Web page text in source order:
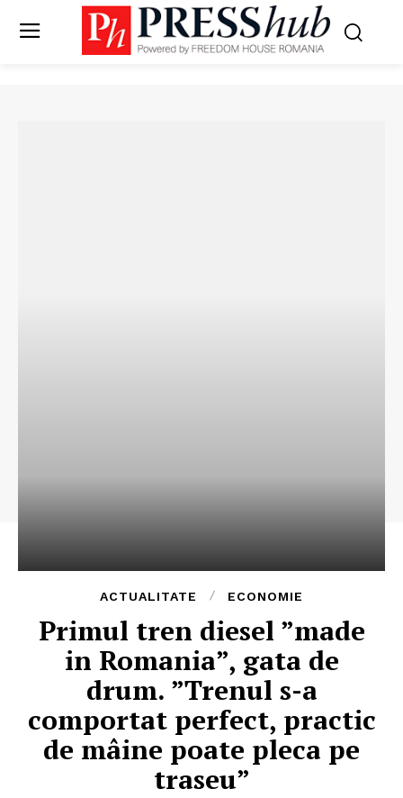
ACTUALITATE ECONOMIE
Primul tren diesel ”made
in Romania”, gata de
drum. ”Trenul s-a
comportat perfect, practic
de mâine poate pleca pe
traseu”